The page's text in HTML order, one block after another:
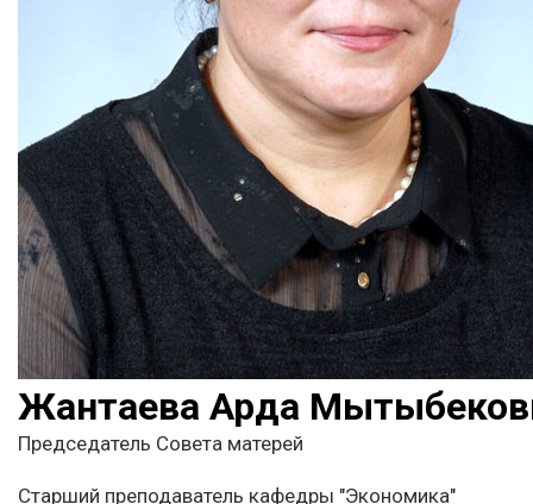
Жантаева Ардақ
Председатель Совета матерей
Старший преподаватель кафедры "Экономика"